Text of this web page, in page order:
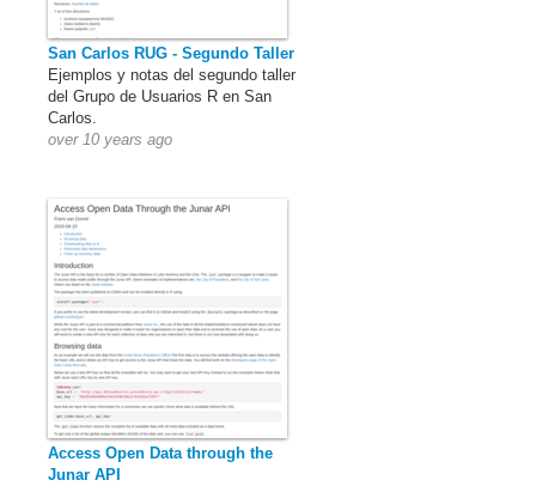
San Carlos RUG - Segundo Taller
Ejemplos y notas del segundo taller
del Grupo de Usuarios R en San
Carlos.
over 10 years ago
Access Open Data through the
Junar API